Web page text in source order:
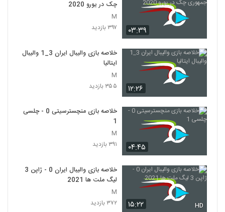
۰۳:۳۹
چک در یورو 2020
M
۳۹۷ بازدید
۱۲:۲۶
خلاصه بازی والیبال ایران 3_1 والیبال
ایتالیا
M
۳۵۵ بازدید
۰۴:۴۵
خلاصه بازی منچسترسیتی 0 - چلسی
1
M
۳۹۱ بازدید
۱۵:۲۲ HD
خلاصه بازی والیبال ایران 0 - ژاپن 3
لیگ ملت ها 2021
M
۳۷۲ بازدید